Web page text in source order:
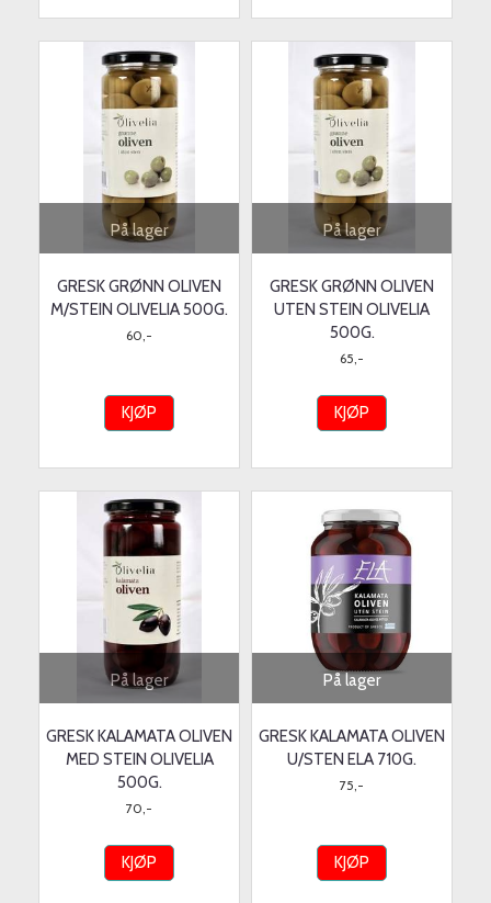
På lager
GRESK GRØNN OLIVEN
M/STEIN OLIVELIA 500G.
60,-
KJØP
På lager
GRESK GRØNN OLIVEN
UTEN STEIN OLIVELIA
500G.
65,-
KJØP
På lager
GRESK KALAMATA OLIVEN
MED STEIN OLIVELIA
500G.
70,-
KJØP
På lager
GRESK KALAMATA OLIVEN
U/STEN ELA 710G.
75,-
KJØP